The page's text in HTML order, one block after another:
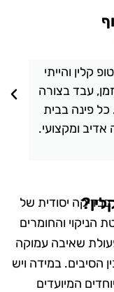
קלין והייתי
עבד בצורה
פינה בבית
ומקצועי.
בבדיקה יסודית של
הניקוי והחומרים
שאיבה עמוקה
הסיבים. במידה ויש
המיועדים